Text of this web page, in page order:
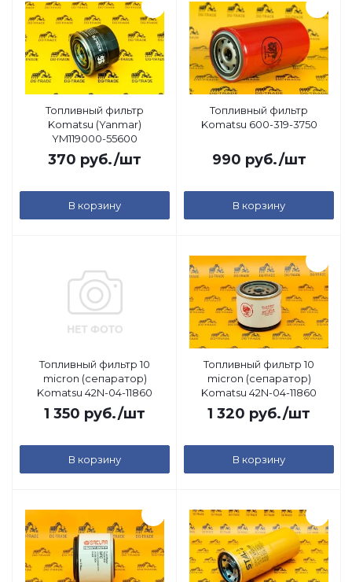
Топливный фильтр
Komatsu (Yanmar)
YM119000-55600
370 руб./шт
В корзину
Топливный фильтр
Komatsu 600-319-3750
990 руб./шт
В корзину
Топливный фильтр 10
micron (сепаратор)
Komatsu 42N-04-11860
1 350 руб./шт
В корзину
Топливный фильтр 10
micron (сепаратор)
Komatsu 42N-04-11860
1 320 руб./шт
В корзину